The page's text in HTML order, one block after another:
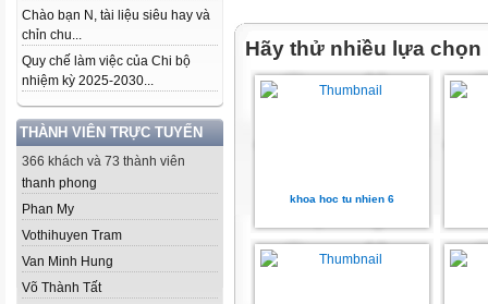
Chào bạn N, tài liệu siêu hay và
chỉn chu...
Quy chế làm việc của Chi bộ
nhiệm kỳ 2025-2030...
THÀNH VIÊN TRỰC TUYẾN
366 khách và 73 thành viên
thanh phong
Phan My
Vothihuyen Tram
Van Minh Hung
Võ Thành Tất
Hãy thử nhiều lựa chọn
khoa hoc tu nhien 6